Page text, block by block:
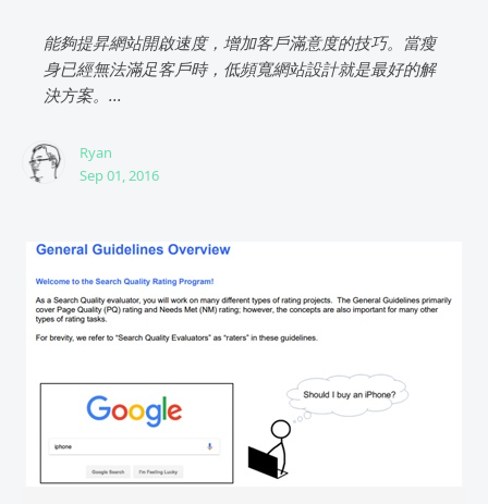
能夠提昇網站開啟速度，增加客戶滿意度的技巧。當瘦
身已經無法滿足客戶時，低頻寬網站設計就是最好的解
決方案。...
Ryan
Sep 01, 2016